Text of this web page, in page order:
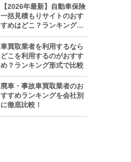
【2026年最新】自動車保険
一括見積もりサイトのおす
すめはどこ？ランキングで
車買取業者を利用するなら
どこを利用するのがおすす
め？ランキング形式で比較
廃車・事故車買取業者のお
すすめランキングを会社別
に徹底比較！